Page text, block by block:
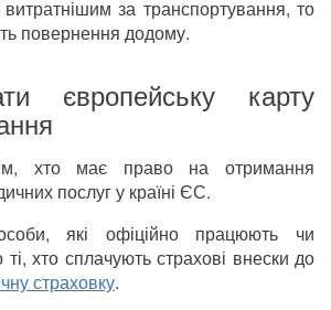
за транспортування, то
повернення додому.
європейську карту
хто має право на отримання
послуг у країні ЄС.
які офіційно працюють чи
хто сплачують страхові внески до
страховку.